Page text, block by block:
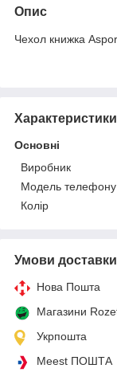
Опис
Чехол книжка
Характеристики
Основні
Виробник
Модель телефону
Колір
Умови доставки
Нова Пошта
Магазини
Укрпошта
Meest ПОШТА